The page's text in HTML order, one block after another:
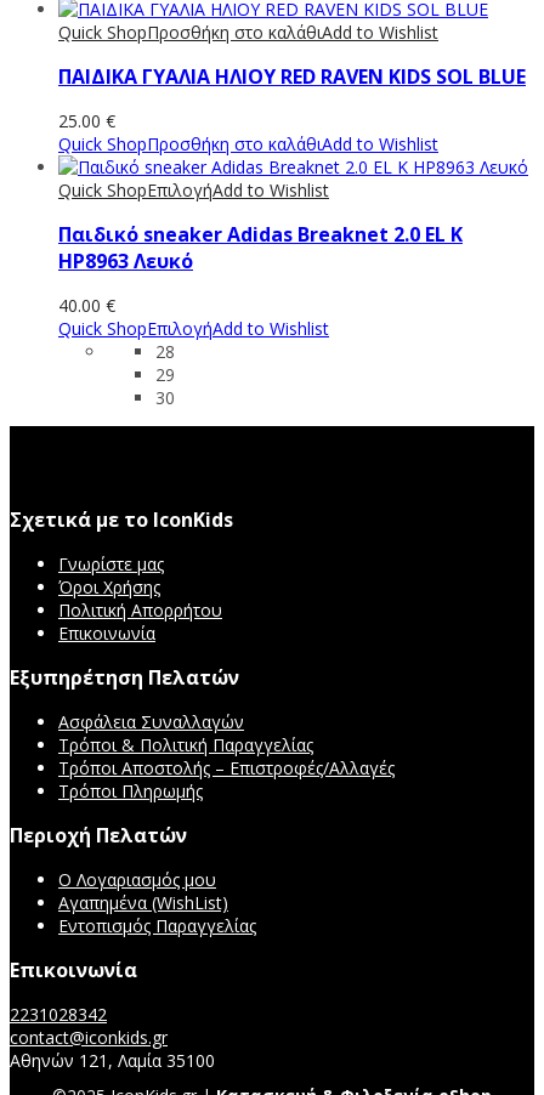
Quick ShopΠροσθήκη στο καλάθιAdd to Wishlist
ΠΑΙΔΙΚΑ ΓΥΑΛΙΑ ΗΛΙΟΥ RED RAVEN KIDS SOL BLUE
25.00 €
Quick ShopΠροσθήκη στο καλάθιAdd to Wishlist
Quick ShopΕπιλογήAdd to Wishlist
Παιδικό sneaker Adidas Breaknet 2.0 EL K
HP8963 Λευκό
40.00 €
Quick ShopΕπιλογήAdd to Wishlist
28
29
30
Σχετικά με το IconKids
Γνωρίστε μας
Όροι Χρήσης
Πολιτική Απορρήτου
Επικοινωνία
Εξυπηρέτηση Πελατών
Ασφάλεια Συναλλαγών
Τρόποι & Πολιτική Παραγγελίας
Τρόποι Αποστολής – Επιστροφές/Αλλαγές
Τρόποι Πληρωμής
Περιοχή Πελατών
Ο Λογαριασμός μου
Αγαπημένα (WishList)
Εντοπισμός Παραγγελίας
Επικοινωνία
2231028342
contact@iconkids.gr
Αθηνών 121, Λαμία 35100